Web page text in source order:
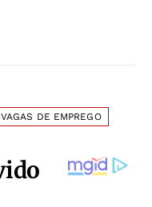
VAGAS DE EMPREGO